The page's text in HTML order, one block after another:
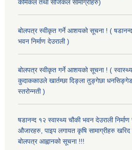
केमिकल तथा सर्जिकल सामाग्रीहरु)
बोलपत्र स्वीकृत गर्ने आशयको सूचना ! (
भवन निर्माण देउराली )
बोलपत्र स्वीकृत गर्ने आशयको सूचना ! ( स्वास्थ्य
कुदाककाउले खार्तम्छा दिङ्ला तुङ्गेछा
स्तरोन्नती )
षडानन्द १२ स्वास्थ्य चौकी भवन देउराली निर्माण
औजारहरु, पाइप लगायत कृषि सामाग्रीहरु खरिद
बोलपत्र आह्वानको सूचना !!!